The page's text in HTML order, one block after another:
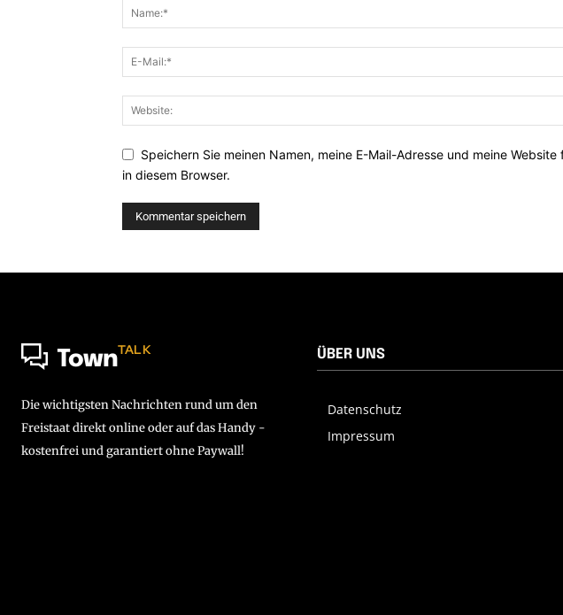
Speichern Sie meinen Namen, meine E-Mail-Adresse und meine
in diesem Browser.
TownTALK
Die wichtigsten Nachrichten rund um den
Freistaat direkt online oder auf das Handy -
kostenfrei und garantiert ohne Paywall!
ÜBER UNS
Datenschutz
Impressum